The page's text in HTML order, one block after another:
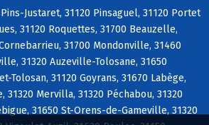
Justaret, 31120 Pinsaguel, 31120 Portet
31120 Roquettes, 31700 Beauzelle,
31700 Mondonville, 31460
31320 Auzeville-Tolosane, 31650
Tolosan, 31120 Goyrans, 31670 Labège,
31320 Mervilla, 31320 Péchabou, 31320
31650 St-Orens-de-Gameville, 31320